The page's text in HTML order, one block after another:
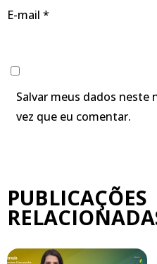
E-mail *
Salvar meus dados neste
vez que eu comentar.
PUBLICAÇÕES